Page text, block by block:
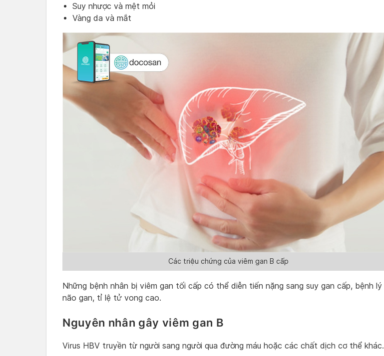
Suy nhược và mệt mỏi
Vàng da và mắt
Các triệu chứng của viêm gan B cấp
Những bệnh nhân bị viêm gan tối cấp có thể diễn tiến nặng sang suy gan cấp, bệnh lý
não gan, tỉ lệ tử vong cao.
Nguyên nhân gây viêm gan B
Virus HBV truyền từ người sang người qua đường máu hoặc các chất dịch cơ thể khác.